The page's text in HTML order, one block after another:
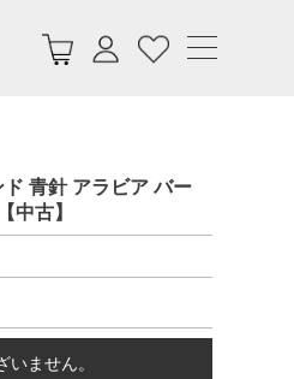
青針 アラビア バー
中古】
ません。